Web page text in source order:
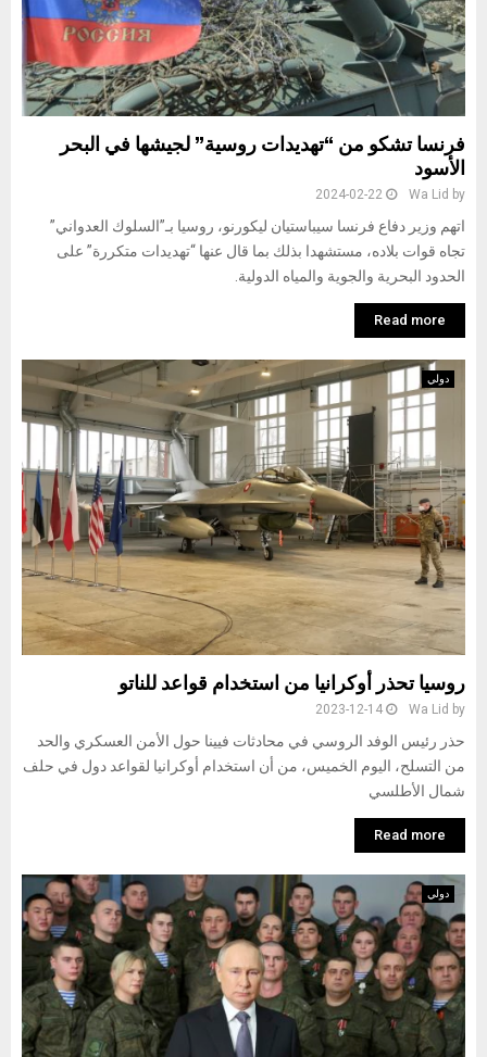
فرنسا تشكو من “تهديدات روسية” لجيشها في البحر
الأسود
by
Wa Lid
2024-02-22
اتهم وزير دفاع فرنسا سيباستيان ليكورنو، روسيا بـ”السلوك العدواني”
تجاه قوات بلاده، مستشهدا بذلك بما قال عنها “تهديدات متكررة” على
الحدود البحرية والجوية والمياه الدولية.
Read more
دولي
روسيا تحذر أوكرانيا من استخدام قواعد للناتو
by
Wa Lid
2023-12-14
حذر رئيس الوفد الروسي في محادثات فيينا حول الأمن العسكري والحد
من التسلح، اليوم الخميس، من أن استخدام أوكرانيا لقواعد دول في حلف
شمال الأطلسي
Read more
دولي